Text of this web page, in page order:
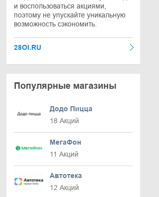
и воспользоваться акциями,
поэтому не упускайте уникальную
возможность сэкономить.
28OI.RU
Популярные магазины
Додо Пицца
18 Акций
МегаФон
11 Акций
Автотека
12 Акций